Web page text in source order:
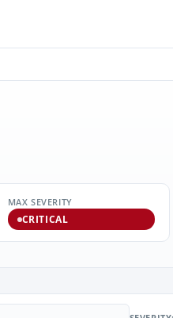
MAX SEVERITY
CRITICAL